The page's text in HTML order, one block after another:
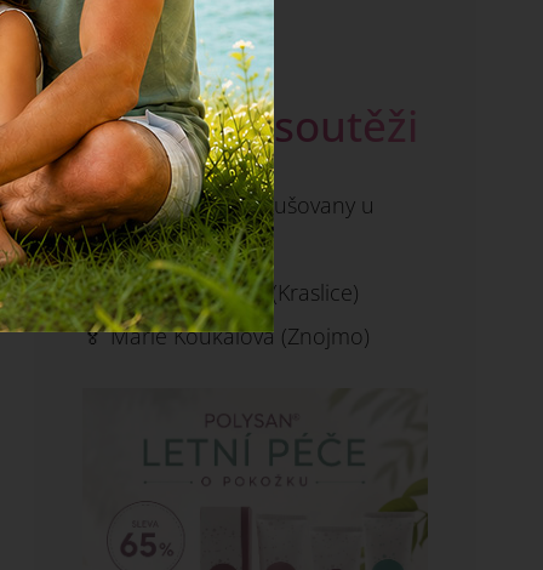
c) Hořčík
Výherci v soutěži
🏅 Petr Griebler (Hrušovany u
Brna)
🏅 Věra Habartová (Kraslice)
🏅 Marie Koukalová (Znojmo)